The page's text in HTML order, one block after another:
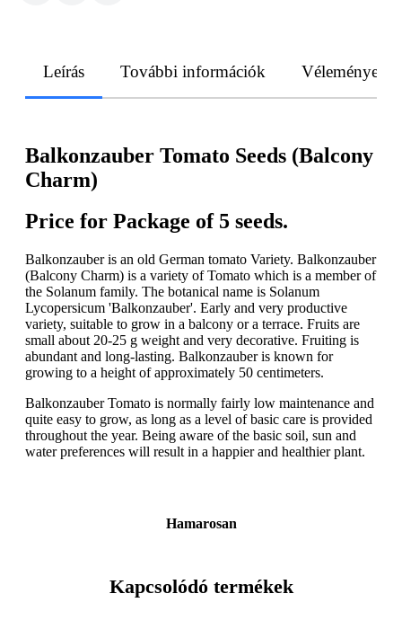
Leírás További információk Vélemények
Balkonzauber Tomato Seeds (Balcony
Charm)
Price for Package of 5 seeds.
Balkonzauber is an old German tomato Variety. Balkonzauber
(Balcony Charm) is a variety of Tomato which is a member of
the Solanum family. The botanical name is Solanum
Lycopersicum 'Balkonzauber'. Early and very productive
variety, suitable to grow in a balcony or a terrace. Fruits are
small about 20-25 g weight and very decorative. Fruiting is
abundant and long-lasting. Balkonzauber is known for
growing to a height of approximately 50 centimeters.
Balkonzauber Tomato is normally fairly low maintenance and
quite easy to grow, as long as a level of basic care is provided
throughout the year. Being aware of the basic soil, sun and
water preferences will result in a happier and healthier plant.
Hamarosan
Kapcsolódó termékek